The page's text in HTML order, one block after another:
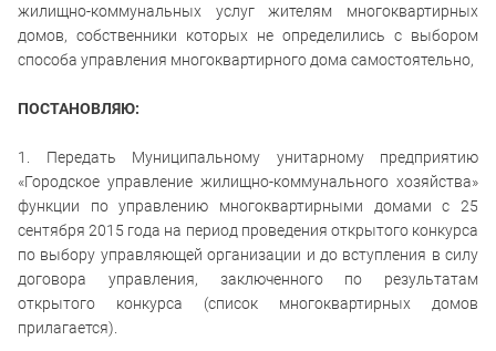
жилищно-коммунальных услуг жителям многоквартирных
домов, собственники которых не определились с выбором
способа управления многоквартирного дома самостоятельно,
ПОСТАНОВЛЯЮ:
1. Передать Муниципальному унитарному предприятию
«Городское управление жилищно-коммунального хозяйства»
функции по управлению многоквартирными домами с 25
сентября 2015 года на период проведения открытого конкурса
по выбору управляющей организации и до вступления в силу
договора управления, заключенного по результатам
открытого конкурса (список многоквартирных домов
прилагается).